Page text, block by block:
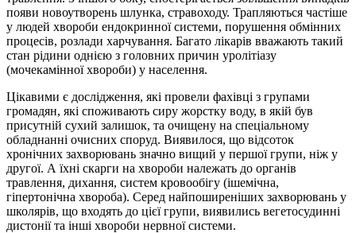
появи новоутворень шлунка, стравоходу. Трапляються частіше
у людей хвороби ендокринної системи, порушення обмінних
процесів, розлади харчування. Багато лікарів вважають такий
стан рідини однією з головних причин уролітіазу
(мочекамінної хвороби) у населення.
Цікавими є дослідження, які провели фахівці з групами
громадян, які споживають сиру жорстку воду, в якій був
присутній сухий залишок, та очищену на спеціальному
обладнанні очисних споруд. Виявилося, що відсоток
хронічних захворювань значно вищий у першої групи, ніж у
другої. А їхні скарги на хвороби належать до органів
травлення, дихання, систем кровообігу (ішемічна,
гіпертонічна хвороба). Серед найпоширеніших захворювань у
школярів, що входять до цієї групи, виявились вегетосудинні
дистонії та інші хвороби нервної системи.